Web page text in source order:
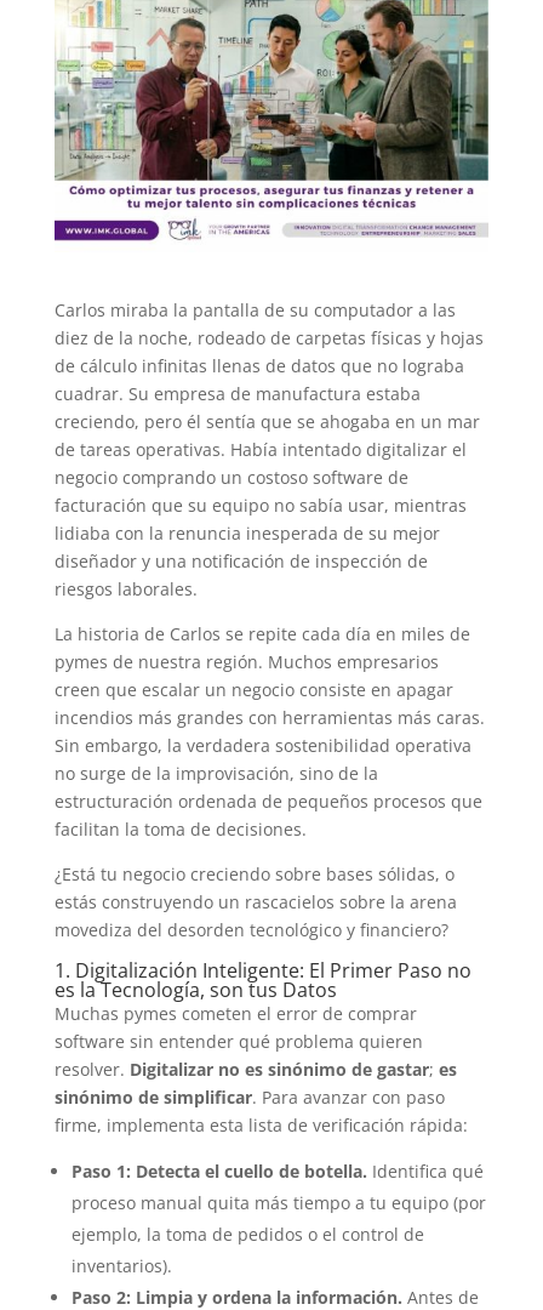
Carlos miraba la pantalla de su computador a las
diez de la noche, rodeado de carpetas físicas y hojas
de cálculo infinitas llenas de datos que no lograba
cuadrar. Su empresa de manufactura estaba
creciendo, pero él sentía que se ahogaba en un mar
de tareas operativas. Había intentado digitalizar el
negocio comprando un costoso software de
facturación que su equipo no sabía usar, mientras
lidiaba con la renuncia inesperada de su mejor
diseñador y una notificación de inspección de
riesgos laborales.
La historia de Carlos se repite cada día en miles de
pymes de nuestra región. Muchos empresarios
creen que escalar un negocio consiste en apagar
incendios más grandes con herramientas más caras.
Sin embargo, la verdadera sostenibilidad operativa
no surge de la improvisación, sino de la
estructuración ordenada de pequeños procesos que
facilitan la toma de decisiones.
¿Está tu negocio creciendo sobre bases sólidas, o
estás construyendo un rascacielos sobre la arena
movediza del desorden tecnológico y financiero?
1. Digitalización Inteligente: El Primer Paso no
es la Tecnología, son tus Datos
Muchas pymes cometen el error de comprar
software sin entender qué problema quieren
resolver. Digitalizar no es sinónimo de gastar; es
sinónimo de simplificar. Para avanzar con paso
firme, implementa esta lista de verificación rápida:
Paso 1: Detecta el cuello de botella. Identifica qué
proceso manual quita más tiempo a tu equipo (por
ejemplo, la toma de pedidos o el control de
inventarios).
Paso 2: Limpia y ordena la información. Antes de